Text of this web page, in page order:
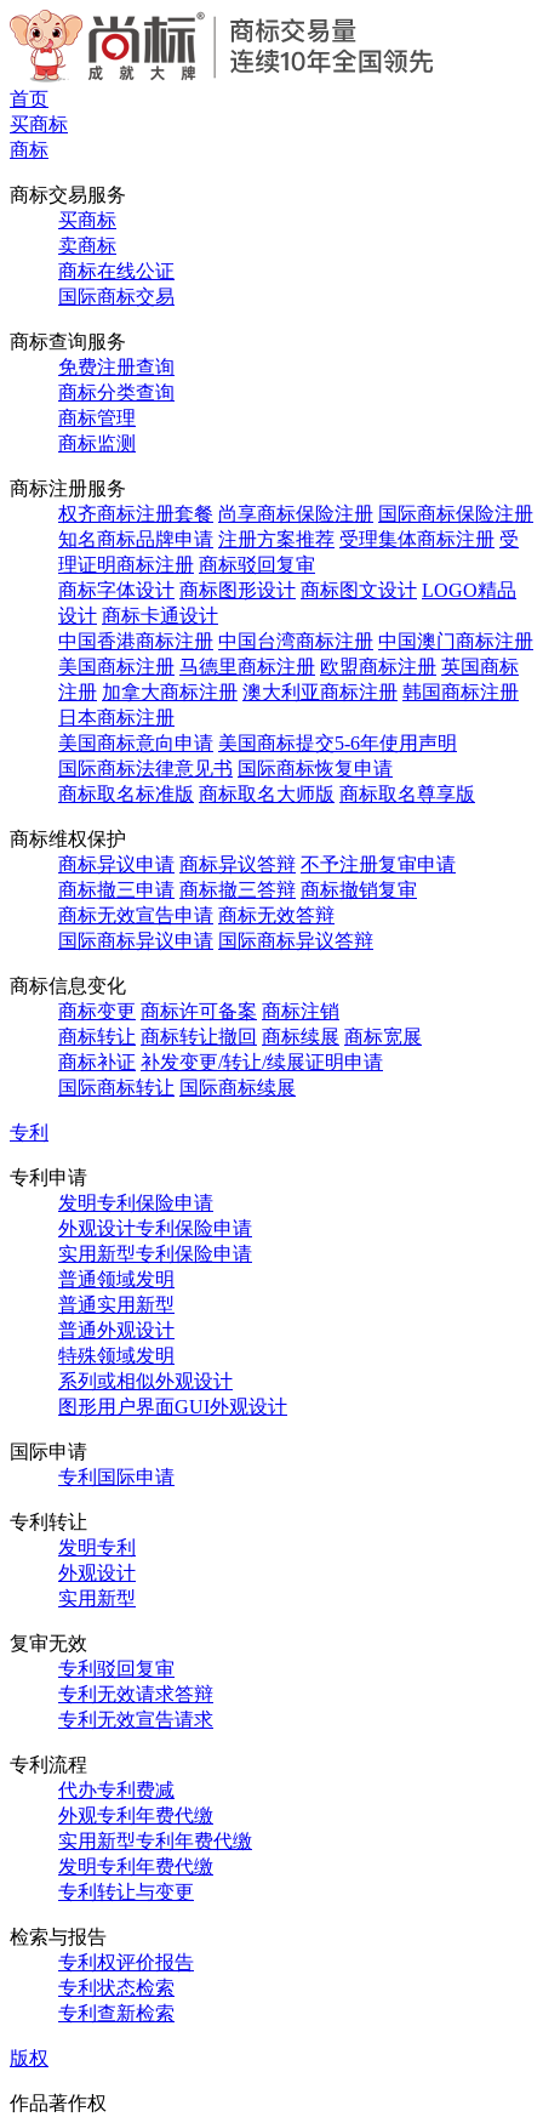
首页
买商标
商标
商标交易服务
买商标
卖商标
商标在线公证
国际商标交易
商标查询服务
免费注册查询
商标分类查询
商标管理
商标监测
商标注册服务
权齐商标注册套餐 尚享商标保险注册 国际商标保险注册
知名商标品牌申请 注册方案推荐 受理集体商标注册 受
理证明商标注册 商标驳回复审
商标字体设计 商标图形设计 商标图文设计 LOGO精品
设计 商标卡通设计
中国香港商标注册 中国台湾商标注册 中国澳门商标注册
美国商标注册 马德里商标注册 欧盟商标注册 英国商标
注册 加拿大商标注册 澳大利亚商标注册 韩国商标注册
日本商标注册
美国商标意向申请 美国商标提交5-6年使用声明
国际商标法律意见书 国际商标恢复申请
商标取名标准版 商标取名大师版 商标取名尊享版
商标维权保护
商标异议申请 商标异议答辩 不予注册复审申请
商标撤三申请 商标撤三答辩 商标撤销复审
商标无效宣告申请 商标无效答辩
国际商标异议申请 国际商标异议答辩
商标信息变化
商标变更 商标许可备案 商标注销
商标转让 商标转让撤回 商标续展 商标宽展
商标补证 补发变更/转让/续展证明申请
国际商标转让 国际商标续展
专利
专利申请
发明专利保险申请
外观设计专利保险申请
实用新型专利保险申请
普通领域发明
普通实用新型
普通外观设计
特殊领域发明
系列或相似外观设计
图形用户界面GUI外观设计
国际申请
专利国际申请
专利转让
发明专利
外观设计
实用新型
复审无效
专利驳回复审
专利无效请求答辩
专利无效宣告请求
专利流程
代办专利费减
外观专利年费代缴
实用新型专利年费代缴
发明专利年费代缴
专利转让与变更
检索与报告
专利权评价报告
专利状态检索
专利查新检索
版权
作品著作权